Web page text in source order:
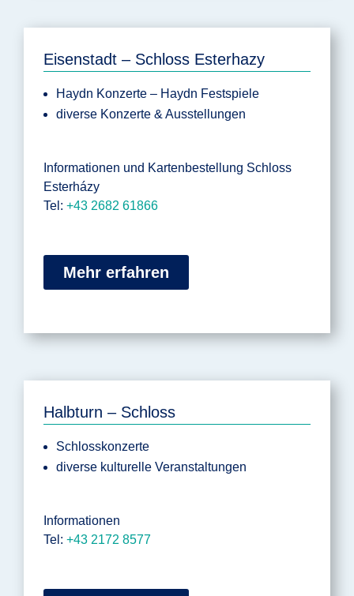
Eisenstadt – Schloss Esterhazy
Haydn Konzerte – Haydn Festspiele
diverse Konzerte & Ausstellungen
Informationen und Kartenbestellung Schloss
Esterházy
Tel: +43 2682 61866
Mehr erfahren
Halbturn – Schloss
Schlosskonzerte
diverse kulturelle Veranstaltungen
Informationen
Tel: +43 2172 8577